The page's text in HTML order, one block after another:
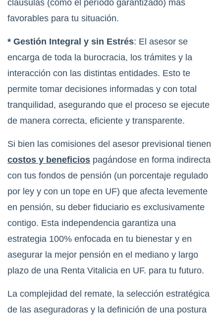
cláusulas (como el período garantizado) más
favorables para tu situación.
* Gestión Integral y sin Estrés: El asesor se
encarga de toda la burocracia, los trámites y la
interacción con las distintas entidades. Esto te
permite tomar decisiones informadas y con total
tranquilidad, asegurando que el proceso se ejecute
de manera correcta, eficiente y transparente.
Si bien las comisiones del asesor previsional tienen
costos y beneficios pagándose en forma indirecta
con tus fondos de pensión (un porcentaje regulado
por ley y con un tope en UF) que afecta levemente
en pensión, su deber fiduciario es exclusivamente
contigo. Esta independencia garantiza una
estrategia 100% enfocada en tu bienestar y en
asegurar la mejor pensión en el mediano y largo
plazo de una Renta Vitalicia en UF. para tu futuro.
La complejidad del remate, la selección estratégica
de las aseguradoras y la definición de una postura